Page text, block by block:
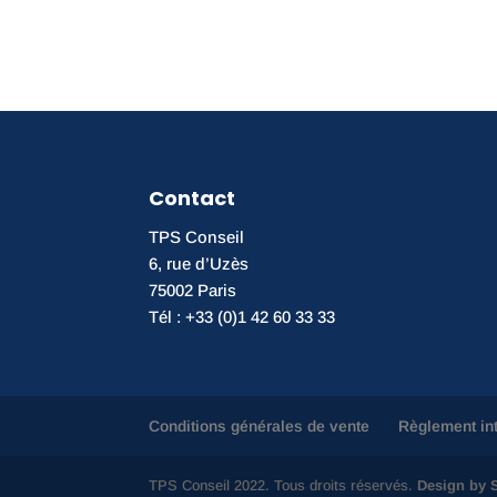
Contact
TPS Conseil
6, rue d’Uzès
75002 Paris
Tél : +33 (0)1 42 60 33 33
Conditions générales de vente Règlement
TPS Conseil 2022. Tous droits réservés. Design by